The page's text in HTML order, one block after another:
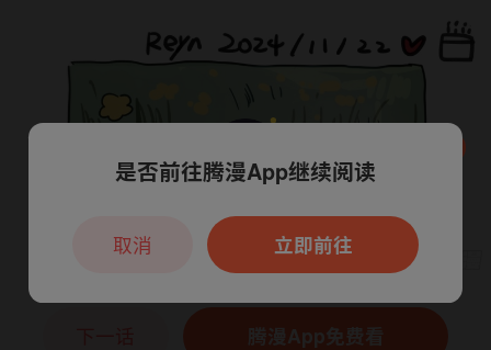
腾漫App免费看
本章节仅支持App阅读，可打开App新用
户7天免费看
是否前往腾漫App继续阅读
立即前往
取消